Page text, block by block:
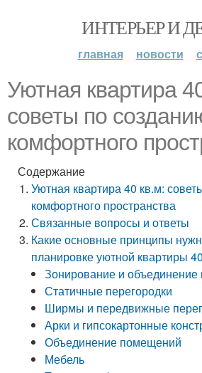
ИНТЕРЬЕР И
главная новости
Уютная квартира
советы по
комфортного
Содержание
Уютная квартира 40 кв.м:
комфортного пространства
Связанные вопросы и ответы
Какие основные принципы
планировке уютной квартиры
Зонирование и объединение
Статичные перегородки
Ширмы и передвижные
Арки и гипсокартонные
Объединение помещений
Мебель